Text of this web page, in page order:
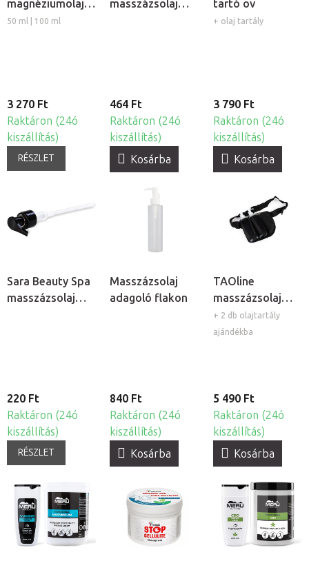
magnéziumolaj
izmokra
50 ml | 100 ml
3 270 Ft
Raktáron (24ó
kiszállítás)
RÉSZLET
masszázsolaj
464 Ft
Raktáron (24ó
kiszállítás)
Kosárba
tartó öv
+ olaj tartály
3 790 Ft
Raktáron (24ó
kiszállítás)
Kosárba
Sara Beauty Spa
masszázsolaj
220 Ft
Raktáron (24ó
kiszállítás)
RÉSZLET
Masszázsolaj
adagoló flakon
840 Ft
Raktáron (24ó
kiszállítás)
Kosárba
TAOline
masszázsolaj
tartó öv
+ 2 db olajtartály
ajándékba
5 490 Ft
Raktáron (24ó
kiszállítás)
Kosárba